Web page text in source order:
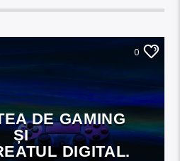
0
DE GAMING
ȘI
DIGITAL.